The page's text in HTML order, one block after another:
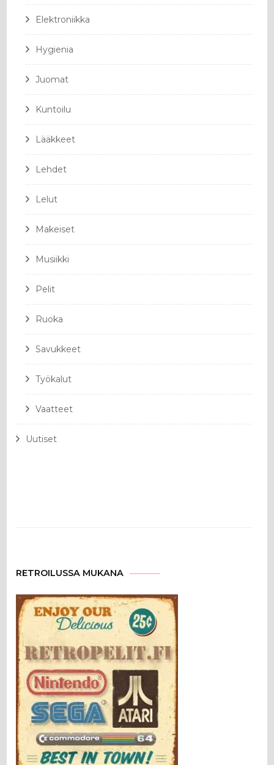
Elektroniikka
Hygienia
Juomat
Kuntoilu
Lääkkeet
Lehdet
Lelut
Makeiset
Musiikki
Pelit
Ruoka
Savukkeet
Työkalut
Vaatteet
Uutiset
RETROILUSSA MUKANA